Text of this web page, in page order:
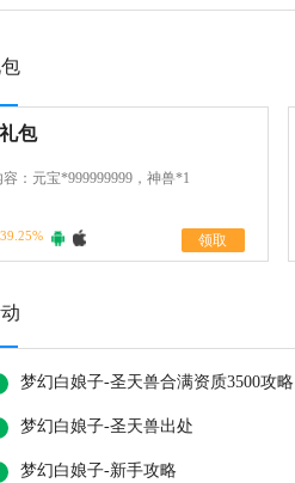
包
：元宝*999999999，神兽*1
39.25% 领取
梦幻白娘子-圣天兽合满资质3500攻略
梦幻白娘子-圣天兽出处
梦幻白娘子-新手攻略